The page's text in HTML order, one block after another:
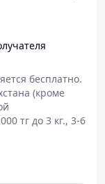
бесплатно.
(кроме
тг до 3 кг., 3-6